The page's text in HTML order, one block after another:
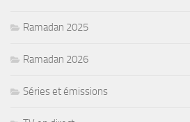
Ramadan 2025
Ramadan 2026
Séries et émissions